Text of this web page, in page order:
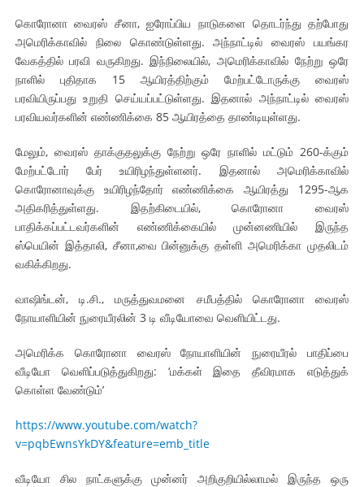
வடிவேலுவுக்கு நீதிமன்றம் விதித்துள்ள அதிரடி உத்தரவு!
தியாகதீபம் லெப்.கேணல் திலீபன், கேணல் சங்கர் ஆகியோரின்
ஐ.நா முன்றலில் சீரற்ற காலநிலையிலும் தமிழின அழிப்பிற்கு
இளையராஜா – கமல் அவசர சந்திப்பு (படங்கள், விடியோ)
ஜனாதிபதி ஐக்கிய நாடுகளின் பொதுச் சபை கூட்டத்தில் இன்று
32 CM விநோத கன்றுக்குட்டி! (வீடியோ)
வலிமை தான் அஜித் திரைப்பயணத்திலே அதிக காலெக்ஷன் செய்த
கொரோனா வைரஸ் சீனா, ஐரோப்பிய நாடுகளை தொடர்ந்து தற்போது
அமெரிக்காவில் நிலை கொண்டுள்ளது. அந்நாட்டில் வைரஸ் பயங்கர
வேகத்தில் பரவி வருகிறது. இந்நிலையில், அமெரிக்காவில் நேற்று ஒரே
நாளில் புதிதாக 15 ஆயிரத்திற்கும் மேற்பட்டோருக்கு வைரஸ்
பரவியிருப்பது உறுதி செய்யப்பட்டுள்ளது. இதனால் அந்நாட்டில் வைரஸ்
பரவியவர்களின் எண்ணிக்கை 85 ஆயிரத்தை தாண்டியுள்ளது.
மேலும், வைரஸ் தாக்குதலுக்கு நேற்று ஒரே நாளில் மட்டும் 260-க்கும்
மேற்பட்டோர் பேர் உயிரிழந்துள்ளனர். இதனால் அமெரிக்காவில்
கொரோனாவுக்கு உயிரிழந்தோர் எண்ணிக்கை ஆயிரத்து 1295-ஆக
அதிகரித்துள்ளது. இதற்கிடையில், கொரோனா வைரஸ்
பாதிக்கப்பட்டவர்களின் எண்ணிக்கையில் முன்னணியில் இருந்த
ஸ்பெயின் இத்தாலி, சீனா,வை பின்னுக்கு தள்ளி அமெரிக்கா முதலிடம்
வகிக்கிறது.
வாஷிங்டன், டி.சி., மருத்துவமனை சமீபத்தில் கொரோனா வைரஸ்
நோயாளியின் நுரையீரலின் 3 டி வீடியோவை வெளியிட்டது.
அமெரிக்க கொரோனா வைரஸ் நோயாளியின் நுரையீரல் பாதிப்பை
வீடியோ வெளிப்படுத்துகிறது: ‘மக்கள் இதை தீவிரமாக எடுத்துக்
கொள்ள வேண்டும்’
https://www.youtube.com/watch?
v=pqbEwnsYkDY&feature=emb_title
வீடியோ சில நாட்களுக்கு முன்னர் அறிகுறியில்லாமல் இருந்த ஒரு